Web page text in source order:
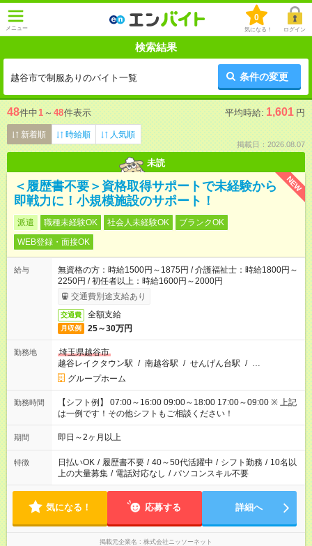
メニュー
0
気になる！ ログイン
検索結果
越谷市で制服ありのバイト一覧 条件の変更
48件中1 ～ 48件表示 平均時給: 1,601 円
新着順 時給順 人気順
掲載日：2026.08.07
未読
NEW
＜履歴書不要＞資格取得サポートで未経験から
即戦力に！小規模施設のサポート！
派遣 職種未経験OK 社会人未経験OK
ブランクOK
WEB登録・面接OK
給与
無資格の方：時給1500円～1875円 / 介護福祉士：時給1800円～
2250円 / 初任者以上：時給1600円～2000円
交通費別途支給あり
交通費 全額支給
月収例 25～30万円
勤務地
埼玉県越谷市
越谷レイクタウン駅 / 南越谷駅 / せんげん台駅 / …
グループホーム
勤務時間
【シフト例】 07:00～16:00 09:00～18:00 17:00～09:00 ※ 上記
は一例です！その他シフトもご相談ください！
期間 即日～2ヶ月以上
特徴 日払いOK / 履歴書不要 / 40～50代活躍中 / シフト勤務 / 10名以
上の大量募集 / 電話対応なし / パソコンスキル不要
気になる！ 応募する 詳細へ
掲載元企業名 株式会社ニッソーネット